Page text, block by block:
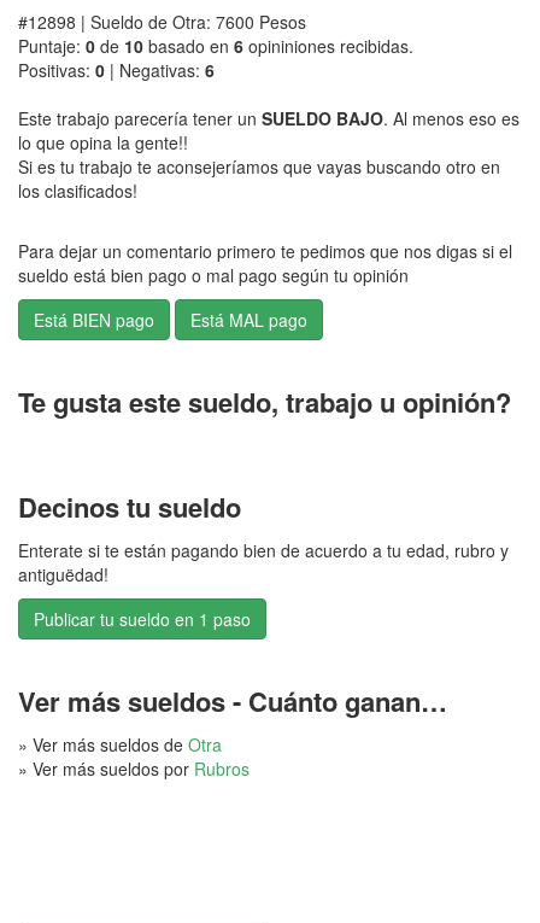
#12898 | Sueldo de Otra: 7600 Pesos
Puntaje: 0 de 10 basado en 6 opininiones recibidas.
Positivas: 0 | Negativas: 6
Este trabajo parecería tener un SUELDO BAJO. Al menos eso es
lo que opina la gente!!
Si es tu trabajo te aconsejeríamos que vayas buscando otro en
los clasificados!
Para dejar un comentario primero te pedimos que nos digas si el
sueldo está bien pago o mal pago según tu opinión
Te gusta este sueldo, trabajo u opinión?
Decinos tu sueldo
Enterate si te están pagando bien de acuerdo a tu edad, rubro y
antiguëdad!
Publicar tu sueldo en 1 paso
Ver más sueldos - Cuánto ganan…
» Ver más sueldos de Otra
» Ver más sueldos por Rubros